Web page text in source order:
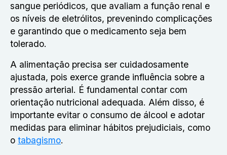
sangue periódicos, que avaliam a função renal e
os níveis de eletrólitos, prevenindo complicações
e garantindo que o medicamento seja bem
tolerado.
A alimentação precisa ser cuidadosamente
ajustada, pois exerce grande influência sobre a
pressão arterial. É fundamental contar com
orientação nutricional adequada. Além disso, é
importante evitar o consumo de álcool e adotar
medidas para eliminar hábitos prejudiciais, como
o tabagismo.